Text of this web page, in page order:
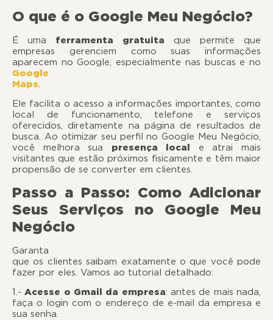
O que é o Google Meu Negócio?
É uma ferramenta gratuita que permite que
empresas gerenciem como suas informações
aparecem no Google, especialmente nas buscas e no
Google
Maps.
Ele facilita o acesso a informações importantes, como
local de funcionamento, telefone e serviços
oferecidos, diretamente na página de resultados de
busca. Ao otimizar seu perfil no Google Meu Negócio,
você melhora sua presença local e atrai mais
visitantes que estão próximos fisicamente e têm maior
propensão de se converter em clientes.
Passo a Passo: Como Adicionar
Seus Serviços no Google Meu
Negócio
que os clientes saibam exatamente o que você pode
fazer por eles. Vamos ao tutorial detalhado:
1.- Acesse o Gmail da empresa: antes de mais nada,
faça o login com o endereço de e-mail da empresa e
sua senha.